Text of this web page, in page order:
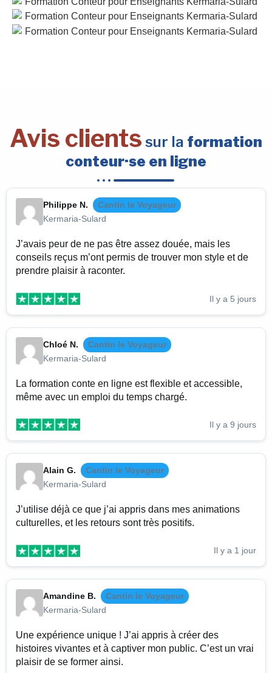
Avis clients sur la formation
conteur·se en ligne
Philippe N.
Cantin le Voyageur
Kermaria-Sulard
J’avais peur de ne pas être assez douée, mais les
conseils reçus m’ont permis de trouver mon style et de
prendre plaisir à raconter.
Il y a 5 jours
Chloé N.
Cantin le Voyageur
Kermaria-Sulard
La formation conte en ligne est flexible et accessible,
même avec un emploi du temps chargé.
Il y a 9 jours
Alain G.
Cantin le Voyageur
Kermaria-Sulard
J’utilise déjà ce que j’ai appris dans mes animations
culturelles, et les retours sont très positifs.
Il y a 1 jour
Amandine B.
Cantin le Voyageur
Kermaria-Sulard
Une expérience unique ! J’ai appris à créer des
histoires vivantes et à captiver mon public. C’est un vrai
plaisir de se former ainsi.